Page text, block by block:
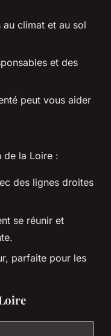
climat et au sol
et des
peut vous aider
de la Loire :
des lignes droites
se réunir et
parfaite pour les